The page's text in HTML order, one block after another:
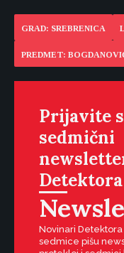
GRAD: SREBRENICA
PREDMET:
Prijavite
sedmični
Detektora
Novinari Detektora
sedmice pišu